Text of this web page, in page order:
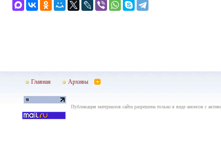
Главная Архивы
Публикация материалов сайта разрешена только в виде анонсов с